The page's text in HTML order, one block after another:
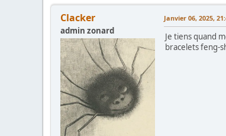
Clacker
admin zonard
Janvier 06, 2025,
Je tiens quand
bracelets feng-